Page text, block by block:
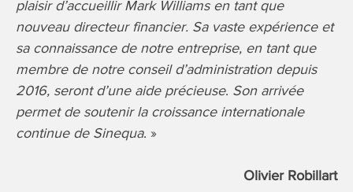
plaisir d’accueillir Mark Williams en tant que
nouveau directeur financier. Sa vaste expérience et
sa connaissance de notre entreprise, en tant que
membre de notre conseil d’administration depuis
2016, seront d’une aide précieuse. Son arrivée
permet de soutenir la croissance internationale
continue de Sinequa. »
Olivier Robillart